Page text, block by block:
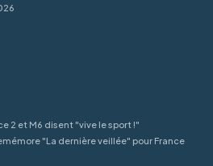
2 et M6 disent "vive le sport !"
"La dernière veillée" pour France